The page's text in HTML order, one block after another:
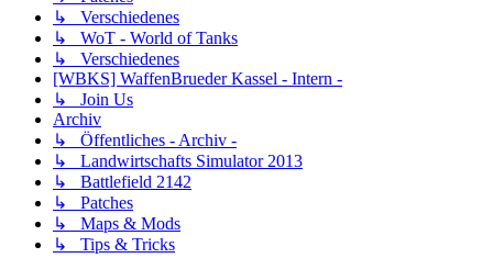
↳ Verschiedenes
↳ WoT - World of Tanks
↳ Verschiedenes
[WBKS] WaffenBrueder Kassel - Intern -
↳ Join Us
Archiv
↳ Öffentliches - Archiv -
↳ Landwirtschafts Simulator 2013
↳ Battlefield 2142
↳ Patches
↳ Maps & Mods
↳ Tips & Tricks